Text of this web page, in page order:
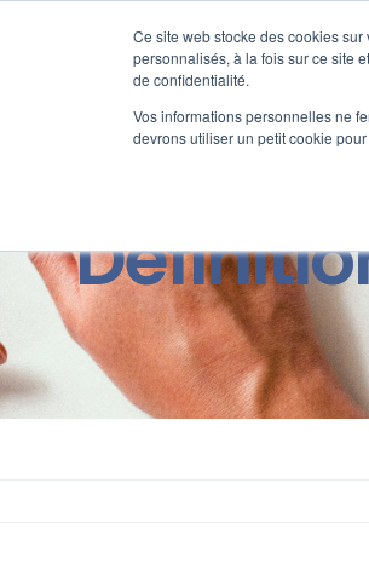
Ce site web stocke des cookies
personnalisés, à la fois sur ce site
de confidentialité.
Vos informations personnelles ne
devrons utiliser un petit cookie
Nos offres